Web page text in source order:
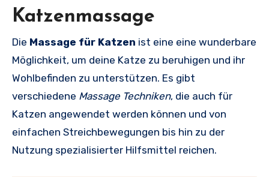
Katzenmassage
Die Massage für Katzen ist eine eine wunderbare
Möglichkeit, um deine Katze zu beruhigen und ihr
Wohlbefinden zu unterstützen. Es gibt
verschiedene Massage Techniken, die auch für
Katzen angewendet werden können und von
einfachen Streichbewegungen bis hin zu der
Nutzung spezialisierter Hilfsmittel reichen.